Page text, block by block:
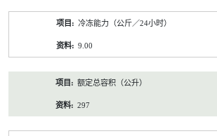
冷冻能力（公斤／24小时）
9.00
额定总容积（公升）
297